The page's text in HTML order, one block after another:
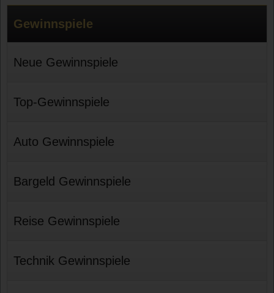
Gewinnspiele
Neue Gewinnspiele
Top-Gewinnspiele
Auto Gewinnspiele
Bargeld Gewinnspiele
Reise Gewinnspiele
Technik Gewinnspiele